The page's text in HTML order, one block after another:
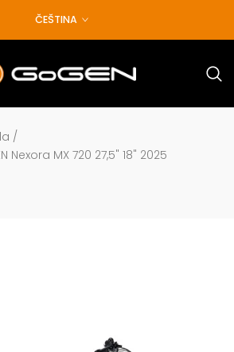
ČEŠTINA
/
Nexora MX 720 27,5" 18" 2025